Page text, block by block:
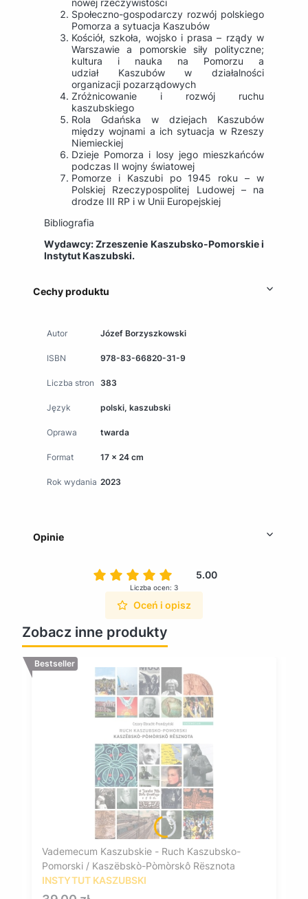
Społeczno-gospodarczy rozwój polskiego
Pomorza a sytuacja Kaszubów
Kościół, szkoła, wojsko i prasa – rządy w
Warszawie a pomorskie siły polityczne;
kultura i nauka na Pomorzu a
udział Kaszubów w działalności
organizacji pozarządowych
Zróżnicowanie i rozwój ruchu
kaszubskiego
Rola Gdańska w dziejach Kaszubów
między wojnami a ich sytuacja w Rzeszy
Niemieckiej
Dzieje Pomorza i losy jego mieszkańców
podczas II wojny światowej
Pomorze i Kaszubi po 1945 roku – w
Polskiej Rzeczypospolitej Ludowej – na
drodze III RP i w Unii Europejskiej
Bibliografia
Wydawcy: Zrzeszenie Kaszubsko-Pomorskie i
Instytut Kaszubski.
Cechy produktu
Autor Józef Borzyszkowski
ISBN 978-83-66820-31-9
Liczba stron 383
Język polski, kaszubski
Oprawa twarda
Format 17 x 24 cm
Rok wydania 2023
Opinie
5.00
Liczba ocen: 3
Oceń i opisz
Zobacz inne produkty
Bestseller
Vademecum Kaszubskie - Ruch Kaszubsko-
Pomorski / Kaszëbskò-Pòmòrskô Rësznota
INSTYTUT KASZUBSKI